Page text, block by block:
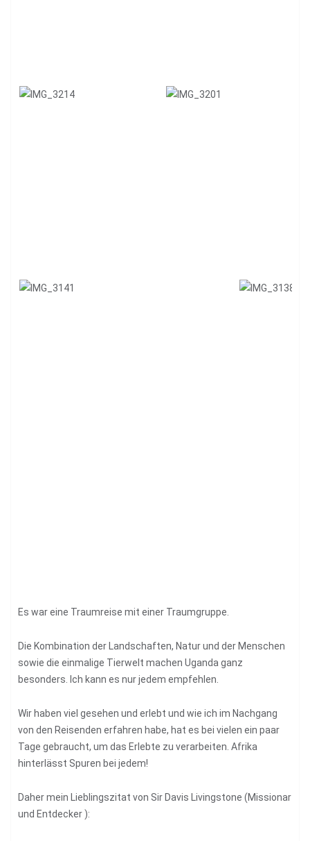
Es war eine Traumreise mit einer Traumgruppe.
Die Kombination der Landschaften, Natur und der Menschen
sowie die einmalige Tierwelt machen Uganda ganz
besonders. Ich kann es nur jedem empfehlen.
Wir haben viel gesehen und erlebt und wie ich im Nachgang
von den Reisenden erfahren habe, hat es bei vielen ein paar
Tage gebraucht, um das Erlebte zu verarbeiten. Afrika
hinterlässt Spuren bei jedem!
Daher mein Lieblingszitat von Sir Davis Livingstone (Missionar
und Entdecker ):